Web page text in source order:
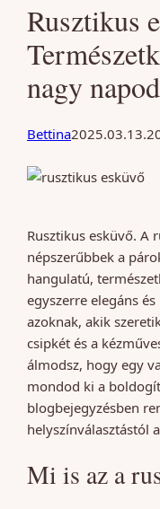
Rusztikus
nagy
Bettina2025.03.13.
Rusztikus esküvő. A
népszerűbbek a
hangulatú,
egyszerre elegáns
azoknak, akik
csipkét és a
álmodsz, hogy egy
mondod ki a
blogbejegyzésben
helyszínválasztástól
Mi is az a